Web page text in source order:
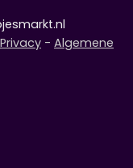
Privacy - Algemene